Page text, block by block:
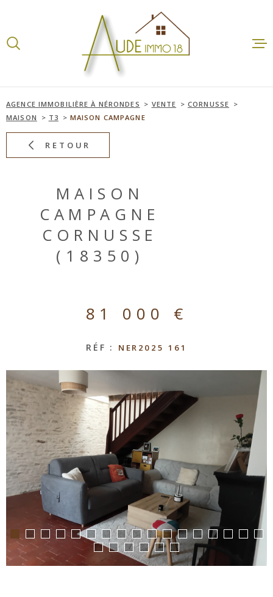
recherche
menu
principal
contenu
VENTES
AGENCE IMMOBILIÈRE À NÉRONDES VENTE
CORNUSSE
MAISON
T3 MAISON CAMPAGNE
RETOUR
MAISON
CAMPAGNE
CORNUSSE
(18350)
81 000 €
RÉF : NER2025 161